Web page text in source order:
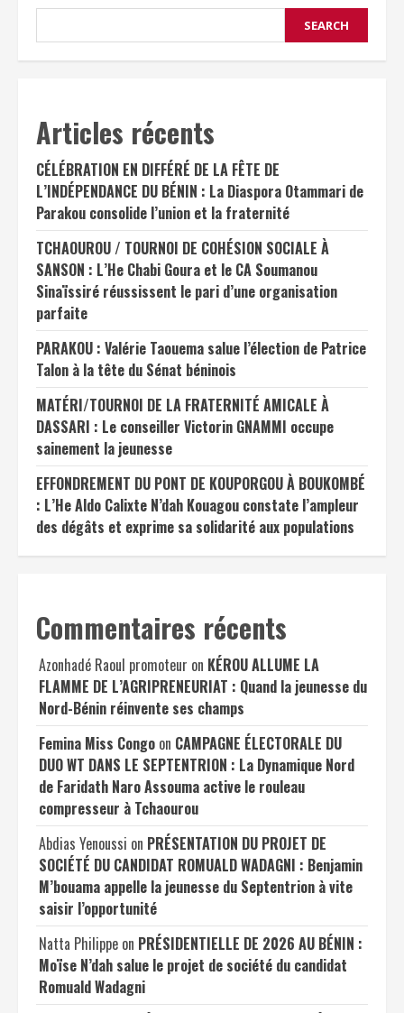
SEARCH
Articles récents
CÉLÉBRATION EN DIFFÉRÉ DE LA FÊTE DE
L’INDÉPENDANCE DU BÉNIN : La Diaspora Otammari de
Parakou consolide l’union et la fraternité
TCHAOUROU / TOURNOI DE COHÉSION SOCIALE À
SANSON : L’He Chabi Goura et le CA Soumanou
Sinaïssiré réussissent le pari d’une organisation
parfaite
PARAKOU : Valérie Taouema salue l’élection de Patrice
Talon à la tête du Sénat béninois
MATÉRI/TOURNOI DE LA FRATERNITÉ AMICALE À
DASSARI : Le conseiller Victorin GNAMMI occupe
sainement la jeunesse
EFFONDREMENT DU PONT DE KOUPORGOU À BOUKOMBÉ
: L’He Aldo Calixte N’dah Kouagou constate l’ampleur
des dégâts et exprime sa solidarité aux populations
Commentaires récents
Azonhadé Raoul promoteur on KÉROU ALLUME LA
FLAMME DE L’AGRIPRENEURIAT : Quand la jeunesse du
Nord-Bénin réinvente ses champs
Femina Miss Congo on CAMPAGNE ÉLECTORALE DU
DUO WT DANS LE SEPTENTRION : La Dynamique Nord
de Faridath Naro Assouma active le rouleau
compresseur à Tchaourou
Abdias Yenoussi on PRÉSENTATION DU PROJET DE
SOCIÉTÉ DU CANDIDAT ROMUALD WADAGNI : Benjamin
M’bouama appelle la jeunesse du Septentrion à vite
saisir l’opportunité
Natta Philippe on PRÉSIDENTIELLE DE 2026 AU BÉNIN :
Moïse N’dah salue le projet de société du candidat
Romuald Wadagni